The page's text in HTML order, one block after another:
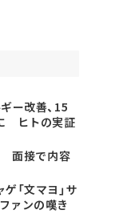
ー改善、15
ヒトの実証
面接で内容
「文マヨ」サ
ァンの嘆き